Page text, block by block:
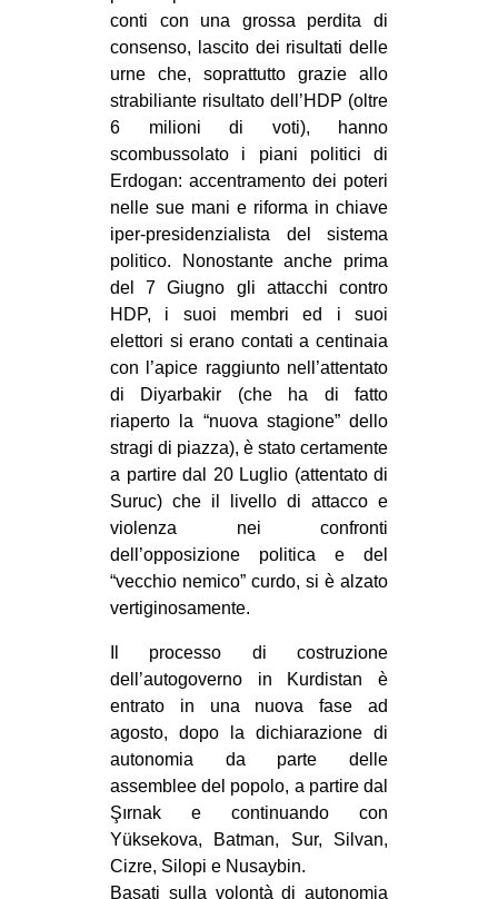
conti con una grossa perdita di
consenso, lascito dei risultati delle
urne che, soprattutto grazie allo
strabiliante risultato dell’HDP (oltre
6 milioni di voti), hanno
scombussolato i piani politici di
Erdogan: accentramento dei poteri
nelle sue mani e riforma in chiave
iper-presidenzialista del sistema
politico. Nonostante anche prima
del 7 Giugno gli attacchi contro
HDP, i suoi membri ed i suoi
elettori si erano contati a centinaia
con l’apice raggiunto nell’attentato
di Diyarbakir (che ha di fatto
riaperto la “nuova stagione” dello
stragi di piazza), è stato certamente
a partire dal 20 Luglio (attentato di
Suruc) che il livello di attacco e
violenza nei confronti
dell’opposizione politica e del
“vecchio nemico” curdo, si è alzato
vertiginosamente.
Il processo di costruzione
dell’autogoverno in Kurdistan è
entrato in una nuova fase ad
agosto, dopo la dichiarazione di
autonomia da parte delle
assemblee del popolo, a partire dal
Şırnak e continuando con
Yüksekova, Batman, Sur, Silvan,
Cizre, Silopi e Nusaybin.
Basati sulla volontà di autonomia